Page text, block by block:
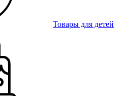
Товары для детей